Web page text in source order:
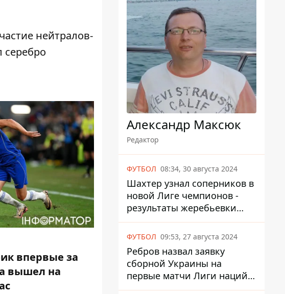
нейтралов-
впервые за
вышел на
Александр Максюк
Редактор
ФУТБОЛ 08:34, 30 августа 2024
Шахтер узнал соперников в
новой Лиге чемпионов -
результаты жеребьевки
UEFA
ФУТБОЛ 09:53, 27 августа 2024
Ребров назвал заявку
сборной Украины на
первые матчи Лиги наций
против Албании и Чехии